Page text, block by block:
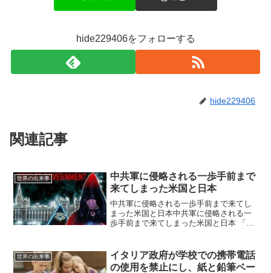
hide229406をフォローする
hide229406
関連記事
世界の出来事
中共軍に侵略される一歩手前まで
来てしまった米国と日本
中共軍に侵略される一歩手前まで来てし
まった米国と日本中共軍に侵略される一
歩手前まで来てしまった米国と日本 「ア
ディープステートなど、とっくの昔に研
究しているはず...
世界の出来事
イタリア政府が学校での携帯電話
の使用を禁止にし、紙と鉛筆ベー